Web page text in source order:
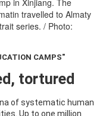
CAMPS"
tortured
of systematic human
Up to one million